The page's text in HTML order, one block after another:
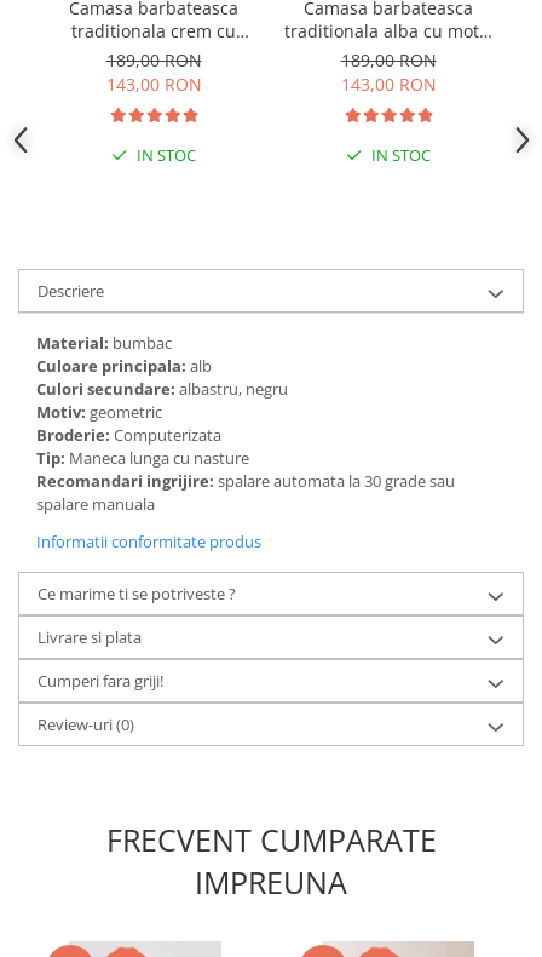
Camasa barbateasca
traditionala crem cu
motiv geometric albastru
Petru 05
189,00 RON
143,00 RON
IN STOC
Camasa barbateasca
traditionala alba cu motiv
geometric rosu Petru 07
189,00 RON
143,00 RON
IN STOC
Descriere
Material: bumbac
Culoare principala: alb
Culori secundare: albastru, negru
Motiv: geometric
Broderie: Computerizata
Tip: Maneca lunga cu nasture
Recomandari ingrijire: spalare automata la 30 grade sau
spalare manuala
Informatii conformitate produs
Ce marime ti se potriveste ?
Livrare si plata
Cumperi fara griji!
Review-uri(0)
FRECVENT CUMPARATE
IMPREUNA